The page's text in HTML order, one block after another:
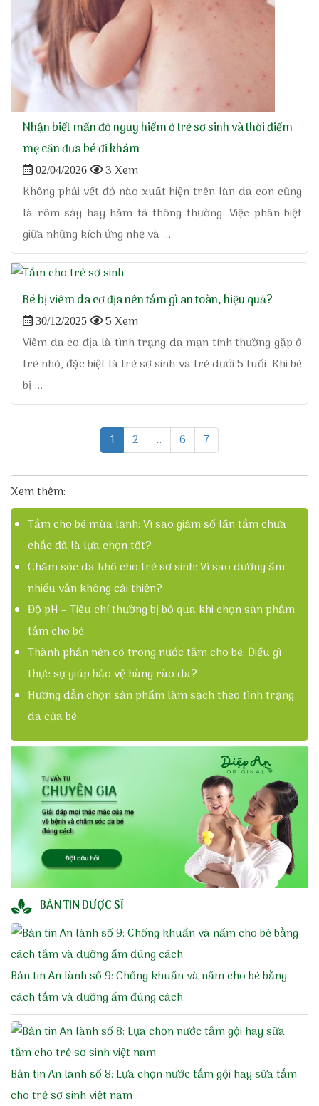
Nhận biết mẩn đỏ nguy hiểm ở trẻ sơ sinh và thời điểm
mẹ cần đưa bé đi khám
02/04/2026
3 Xem
Không phải vết đỏ nào xuất hiện trên làn da con cũng
là rôm sảy hay hăm tã thông thường. Việc phân biệt
giữa những kích ứng nhẹ và ...
Bé bị viêm da cơ địa nên tắm gì an toàn, hiệu quả?
30/12/2025
5 Xem
Viêm da cơ địa là tình trạng da mạn tính thường gặp ở
trẻ nhỏ, đặc biệt là trẻ sơ sinh và trẻ dưới 5 tuổi. Khi bé
bị ...
1 2 … 6 7
Xem thêm:
Tắm cho bé mùa lạnh: Vì sao giảm số lần tắm chưa
chắc đã là lựa chọn tốt?
Chăm sóc da khô cho trẻ sơ sinh: Vì sao dưỡng ẩm
nhiều vẫn không cải thiện?
Độ pH – Tiêu chí thường bị bỏ qua khi chọn sản phẩm
tắm cho bé
Thành phần nên có trong nước tắm cho bé: Điều gì
thực sự giúp bảo vệ hàng rào da?
Hướng dẫn chọn sản phẩm làm sạch theo tình trạng
da của bé
BẢN TIN DƯỢC SĨ
Bản tin An lành số 9: Chống khuẩn và nấm cho bé bằng
cách tắm và dưỡng ẩm đúng cách
Bản tin An lành số 8: Lựa chọn nước tắm gội hay sữa tắm
cho trẻ sơ sinh việt nam